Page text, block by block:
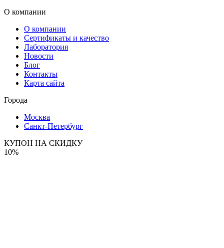
О компании
О компании
Сертификаты и качество
Лаборатория
Новости
Блог
Контакты
Карта сайта
Города
Москва
Санкт-Петербург
КУПОН НА СКИДКУ
10%